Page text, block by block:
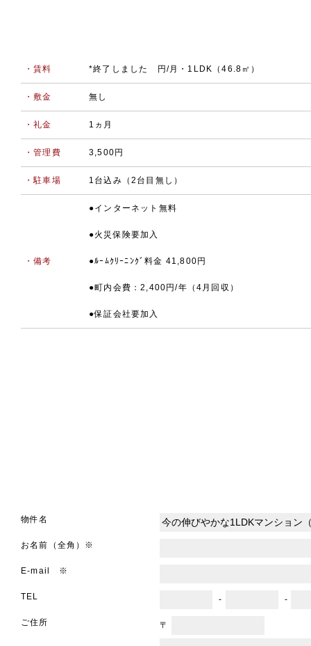
・賃料 *終了しました 円/月・1LDK（46.8㎡）
・敷金 無し
・礼金 1ヵ月
・管理費 3,500円
・駐車場 1台込み（2台目無し）
・備考
●インターネット無料
●火災保険要加入
●ﾙｰﾑｸﾘｰﾆﾝｸﾞ料金 41,800円
●町内会費：2,400円/年（4月回収）
●保証会社要加入
物件名
お名前（全角）※
E-mail ※
TEL - -
ご住所 〒